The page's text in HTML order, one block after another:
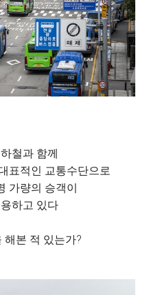
철과 함께
표적인 교통수단으로
가량의 승객이
하고 있다
해본 적 있는가?